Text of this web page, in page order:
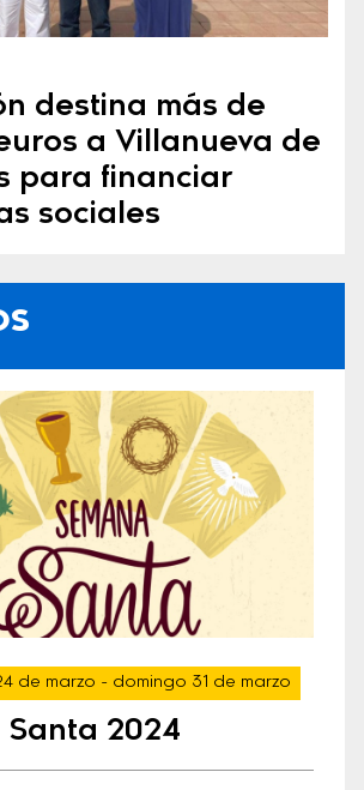
destina más de
a Villanueva de
para financiar
sociales
de marzo - domingo 31 de marzo
Santa 2024